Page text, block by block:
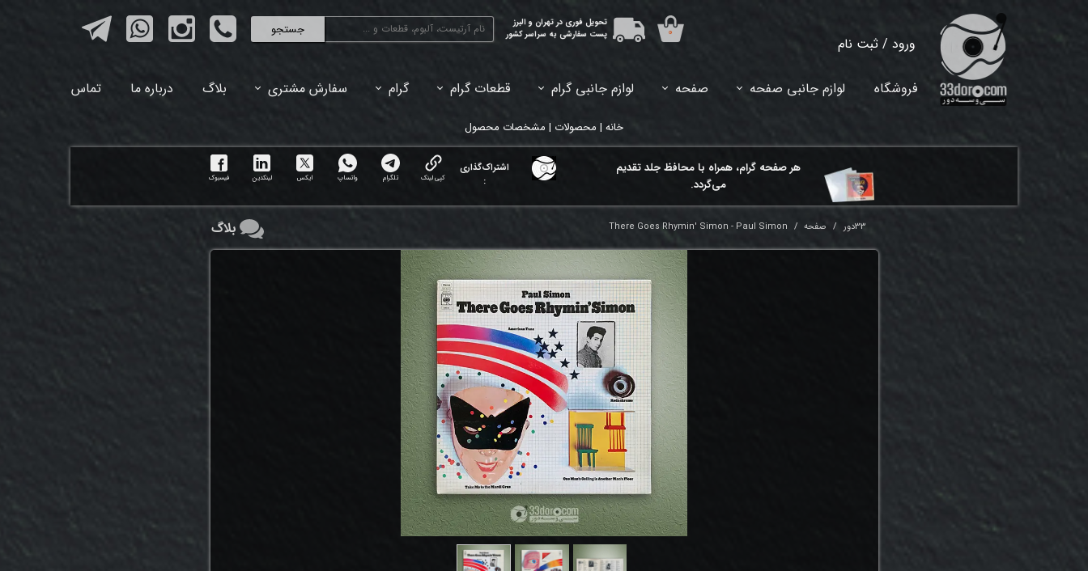
جستجو
ورود / ثبت نام
خروج از حساب کاربری
تحویل فوری در تهران و البرز
پست سفارشی به سراسر کشور
۰
فروشگاه لوازم جانبی صفحه صفحه لوازم جانبی گرام قطعات گرام گرام سفارش مشتری بلاگ درباره ما تماس
خانه | محصولات | مشخصات محصول
هر ​صفحه گرام، همراه با محافظ جلد تقدیم
می‌گردد.
اشتراک‌گذاری
:
کپی لینک تلگرام واتساپ ایکس لینکدین فیسبوک
33دور صفحه There Goes Rhymin' Simon - Paul Simon بلاگ